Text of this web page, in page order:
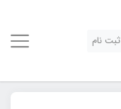
ثبت نام